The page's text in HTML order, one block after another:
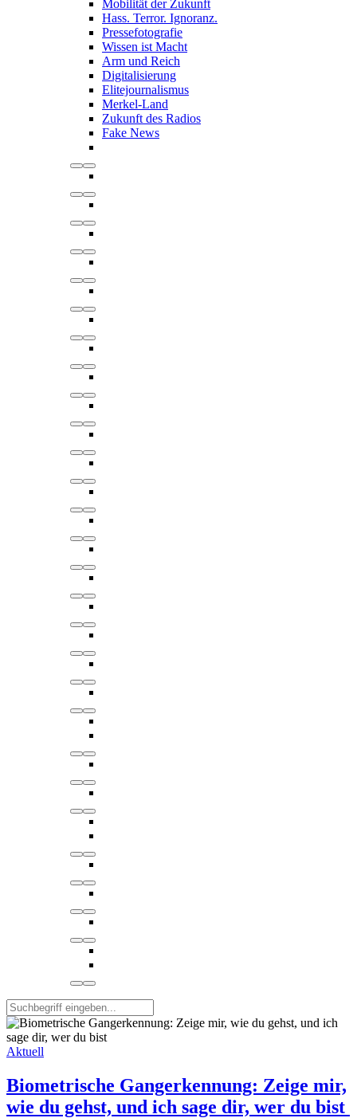
Mobilität der Zukunft
Hass. Terror. Ignoranz.
Pressefotografie
Wissen ist Macht
Arm und Reich
Digitalisierung
Elitejournalismus
Merkel-Land
Zukunft des Radios
Fake News
Aktuell
Biometrische Gangerkennung: Zeige mir,
wie du gehst, und ich sage dir, wer du bist